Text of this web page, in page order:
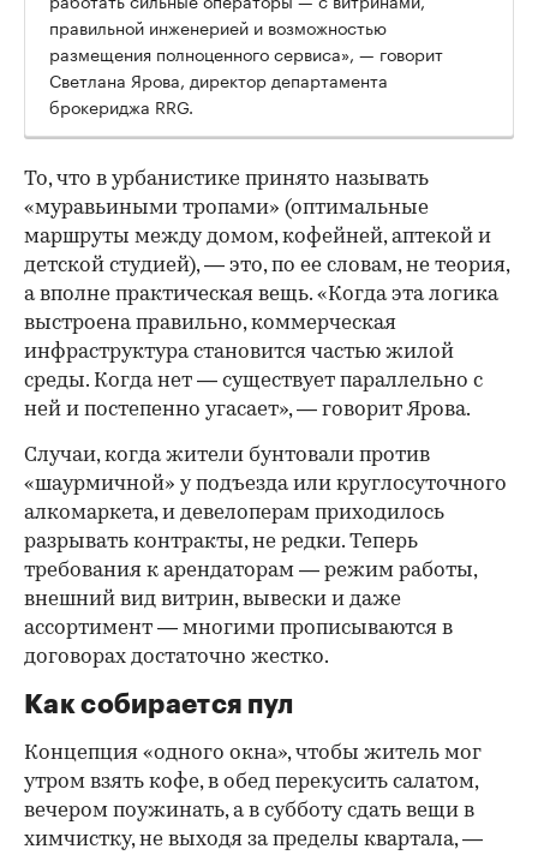
00:00
правильной инженерией и возможностью
размещения полноценного сервиса», — говорит
Светлана Ярова, директор департамента
брокериджа RRG.
То, что в урбанистике принято называть
«муравьиными тропами» (оптимальные
маршруты между домом, кофейней, аптекой и
детской студией), — это, по ее словам, не теория,
а вполне практическая вещь. «Когда эта логика
выстроена правильно, коммерческая
инфраструктура становится частью жилой
среды. Когда нет — существует параллельно с
ней и постепенно угасает», — говорит Ярова.
Случаи, когда жители бунтовали против
«шаурмичной» у подъезда или круглосуточного
алкомаркета, и девелоперам приходилось
разрывать контракты, не редки. Теперь
требования к арендаторам — режим работы,
внешний вид витрин, вывески и даже
ассортимент — многими прописываются в
договорах достаточно жестко.
Как собирается пул
Концепция «одного окна», чтобы житель мог
утром взять кофе, в обед перекусить салатом,
вечером поужинать, а в субботу сдать вещи в
химчистку, не выходя за пределы квартала, —